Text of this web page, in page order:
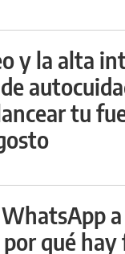
y la alta
tu
WhatsApp
qué hay